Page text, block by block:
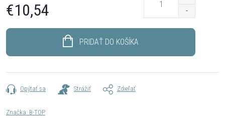
€10,54
PRIDAŤ DO KOŠÍKA
Opýtať sa Strážiť Zdieľať
Značka: B-TOP